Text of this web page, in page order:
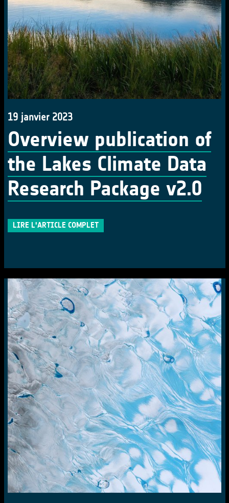
19 janvier 2023
Overview publication of
the Lakes Climate Data
Research Package v2.0
LIRE L'ARTICLE COMPLET